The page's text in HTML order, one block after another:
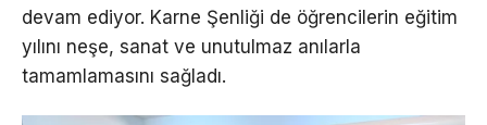
devam ediyor. Karne Şenliği de öğrencilerin eğitim
yılını neşe, sanat ve unutulmaz anılarla
tamamlamasını sağladı.